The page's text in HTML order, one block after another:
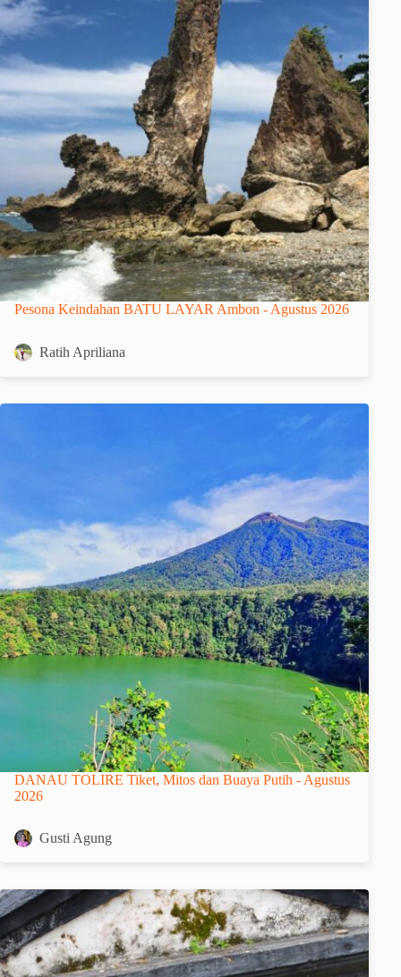
Pesona Keindahan BATU LAYAR Ambon - Agustus 2026
Ratih Apriliana
DANAU TOLIRE Tiket, Mitos dan Buaya Putih - Agustus
2026
Gusti Agung